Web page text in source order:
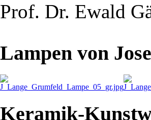
Prof. Dr. Ewald
Lampen von
Keramik-